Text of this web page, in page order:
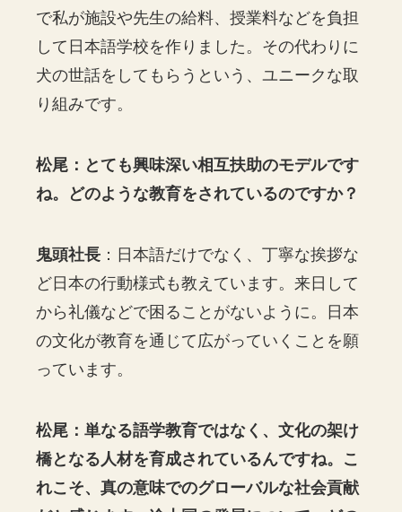
で私が施設や先生の給料、授業料などを負担
して日本語学校を作りました。その代わりに
犬の世話をしてもらうという、ユニークな取
り組みです。
松尾：とても興味深い相互扶助のモデルです
ね。どのような教育をされているのですか？
鬼頭社長 ：日本語だけでなく、丁寧な挨拶な
ど日本の行動様式も教えています。来日して
から礼儀などで困ることがないように。日本
の文化が教育を通じて広がっていくことを願
っています。
松尾：単なる語学教育ではなく、文化の架け
橋となる人材を育成されているんですね。こ
れこそ、真の意味でのグローバルな社会貢献